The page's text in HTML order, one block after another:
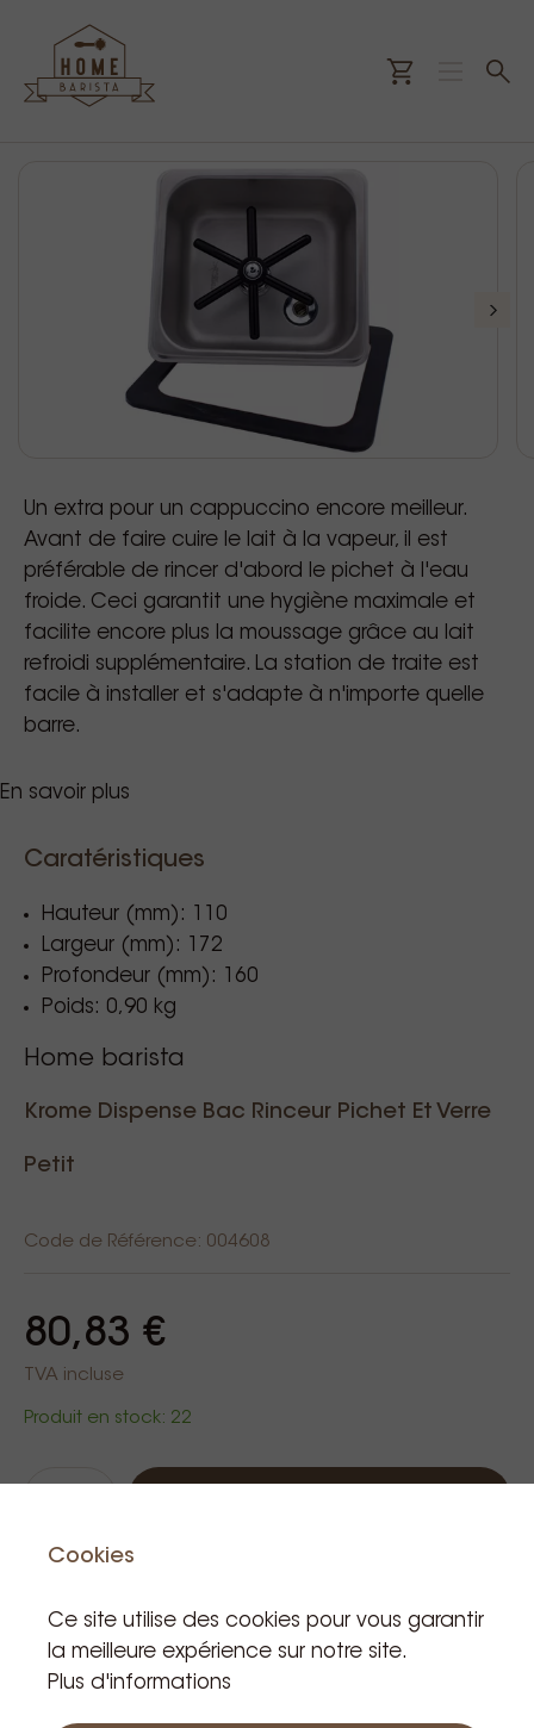
Un extra pour un cappuccino encore meilleur.
Avant de faire cuire le lait à la vapeur, il est
préférable de rincer d'abord le pichet à l'eau
froide. Ceci garantit une hygiène maximale et
facilite encore plus la moussage grâce au lait
refroidi supplémentaire. La station de traite est
facile à installer et s'adapte à n'importe quelle
barre.
Pour l'installation, faites une ouverture de 155mm
Le caoutchouc fourni protège votre plan de
de décharge et un raccord d'alimentation.
En savoir plus
Caratéristiques
Hauteur (mm): 110
Largeur (mm): 172
Profondeur (mm): 160
Poids: 0,90 kg
Home barista
Krome Dispense Bac Rinceur Pichet Et Verre
Petit
Code de Référence: 004608
80,83 €
TVA incluse
Produit en stock: 22
Cookies
Ce site utilise des cookies pour vous garantir
la meilleure expérience sur notre site.
Plus d'informations